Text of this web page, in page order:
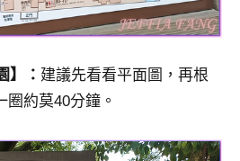
】： 建議先看看平面圖，再根
約莫40分鐘。